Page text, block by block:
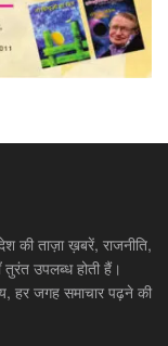
ताज़ा ख़बरें, राजनीति,
उपलब्ध होती हैं।
हर जगह समाचार पढ़ने की